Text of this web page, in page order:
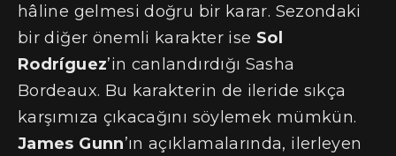
hâline gelmesi doğru bir karar. Sezondaki
bir diğer önemli karakter ise Sol
Rodríguez’in canlandırdığı Sasha
Bordeaux. Bu karakterin de ileride sıkça
karşımıza çıkacağını söylemek mümkün.
James Gunn’ın açıklamalarında, ilerleyen